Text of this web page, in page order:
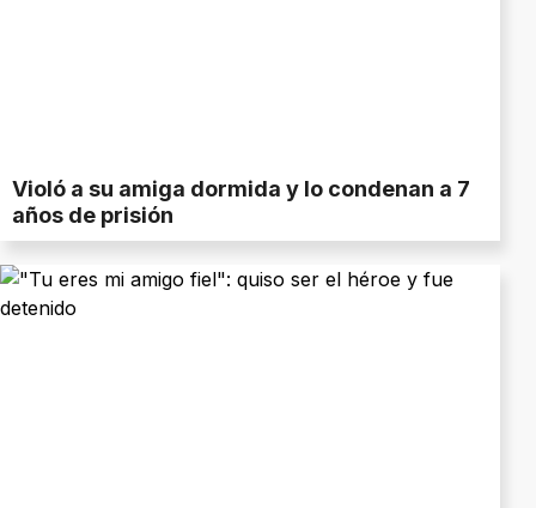
Violó a su amiga dormida y lo condenan a 7
años de prisión